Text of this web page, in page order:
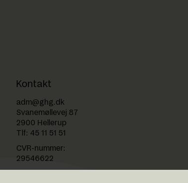
Kontakt
adm@ghg.dk
Svanemøllevej 87
2900 Hellerup
Tlf: 45 11 51 51
CVR-nummer:
29546622